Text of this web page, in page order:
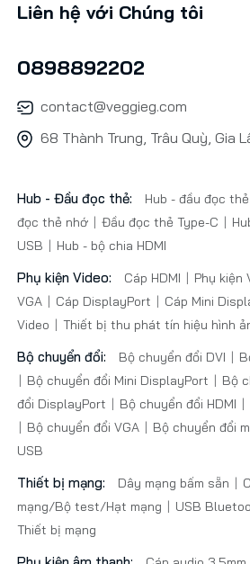
Liên hệ với Chúng tôi
0898892202
contact@veggieg.com
68 Thành Trung, Trâu Quỳ, Gia
Hub - Đầu đọc thẻ: Hub - đầu đọc thẻ
đọc thẻ nhớ
Đầu đọc thẻ Type-C
USB
Hub - bộ chia HDMI
Phụ kiện Video: Cáp HDMI Phụ kiện
VGA
Cáp DisplayPort Cáp Mini
Video
Thiết bị thu phát tín hiệu hình
Bộ chuyển đổi: Bộ chuyển đổi DVI
Bộ chuyển đổi Mini DisplayPort
Bộ
đổi DisplayPort
Bộ chuyển đổi HDMI
Bộ chuyển đổi VGA
Bộ chuyển đổi
USB
Thiết bị mạng: Dây mạng bấm sẵn
mạng/Bộ test/Hạt mạng
USB
Thiết bị mạng